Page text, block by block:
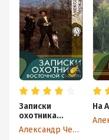
Записки
охотника
Восточной
Сибири
Александр Черкасов
На